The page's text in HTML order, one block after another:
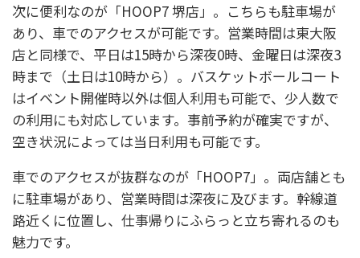
次に便利なのが「HOOP7 堺店」。こちらも駐車場が
あり、車でのアクセスが可能です。営業時間は東大阪
店と同様で、平日は15時から深夜0時、金曜日は深夜3
時まで（土日は10時から）。バスケットボールコート
はイベント開催時以外は個人利用も可能で、少人数で
の利用にも対応しています。事前予約が確実ですが、
空き状況によっては当日利用も可能です。
車でのアクセスが抜群なのが「HOOP7」。両店舗とも
に駐車場があり、営業時間は深夜に及びます。幹線道
路近くに位置し、仕事帰りにふらっと立ち寄れるのも
魅力です。